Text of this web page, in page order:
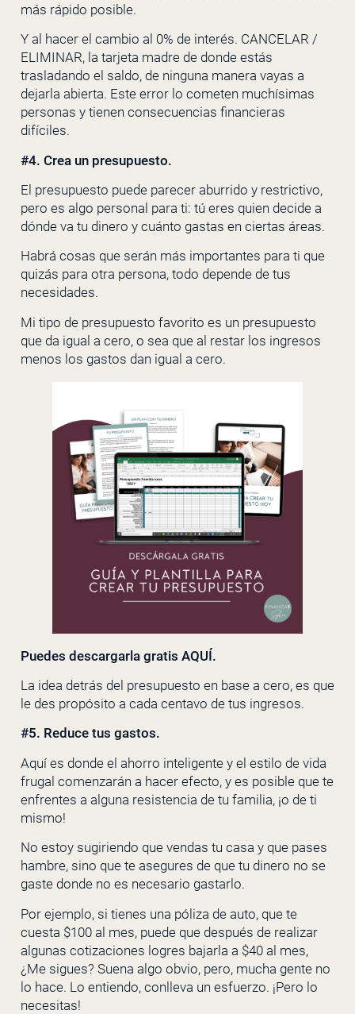
más rápido posible.
Y al hacer el cambio al 0% de interés. CANCELAR /
ELIMINAR, la tarjeta madre de donde estás
trasladando el saldo, de ninguna manera vayas a
dejarla abierta. Este error lo cometen muchísimas
personas y tienen consecuencias financieras
difíciles.
#4. Crea un presupuesto.
El presupuesto puede parecer aburrido y restrictivo,
pero es algo personal para ti: tú eres quien decide a
dónde va tu dinero y cuánto gastas en ciertas áreas.
Habrá cosas que serán más importantes para ti que
quizás para otra persona, todo depende de tus
necesidades.
Mi tipo de presupuesto favorito es un presupuesto
que da igual a cero, o sea que al restar los ingresos
menos los gastos dan igual a cero.
Puedes descargarla gratis AQUÍ.
La idea detrás del presupuesto en base a cero, es que
le des propósito a cada centavo de tus ingresos.
#5. Reduce tus gastos.
Aquí es donde el ahorro inteligente y el estilo de vida
frugal comenzarán a hacer efecto, y es posible que te
enfrentes a alguna resistencia de tu familia, ¡o de ti
mismo!
No estoy sugiriendo que vendas tu casa y que pases
hambre, sino que te asegures de que tu dinero no se
gaste donde no es necesario gastarlo.
Por ejemplo, si tienes una póliza de auto, que te
cuesta $100 al mes, puede que después de realizar
algunas cotizaciones logres bajarla a $40 al mes,
¿Me sigues? Suena algo obvio, pero, mucha gente no
lo hace. Lo entiendo, conlleva un esfuerzo. ¡Pero lo
necesitas!